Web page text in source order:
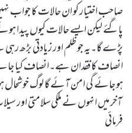
صاحب اختیار کو ان حالات کا جواب
پاگئے لیکن ایسے حالات کیوں پیدا
پڑے گا۔یہ جو ظلم اور زیادتی بڑھ
انصاف کا فقدان ہے۔انصاف کیا
ہو جائے گی امن آئے گا لوگ
آخر میں انہوں نے ملکی سلامتی اور
فرمائی